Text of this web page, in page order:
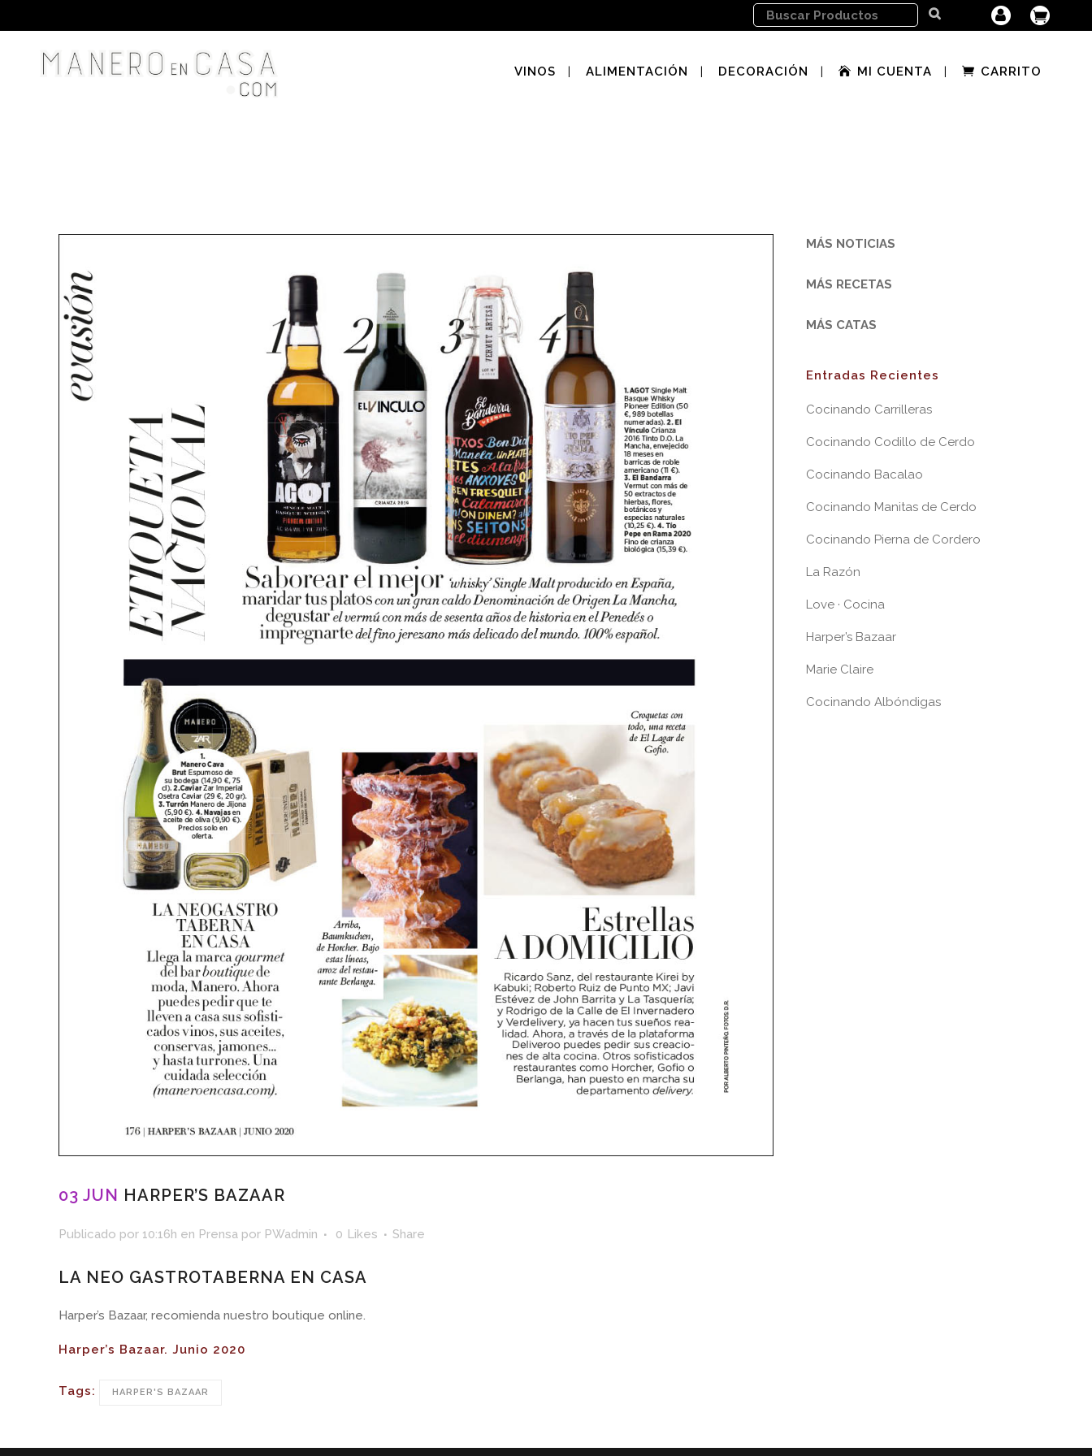
VINOS ALIMENTACIÓN DECORACIÓN MI CUENTA CARRITO
03 JUN HARPER’S BAZAAR
Publicado por 10:16h en Prensa por PWadmin 0 Likes Share
LA NEO GASTROTABERNA EN CASA
Harper’s Bazaar, recomienda nuestro boutique online.
Harper’s Bazaar. Junio 2020
Tags: HARPER'S BAZAAR
MÁS NOTICIAS
MÁS RECETAS
MÁS CATAS
Entradas Recientes
Cocinando Carrilleras
Cocinando Codillo de Cerdo
Cocinando Bacalao
Cocinando Manitas de Cerdo
Cocinando Pierna de Cordero
La Razón
Love · Cocina
Harper’s Bazaar
Marie Claire
Cocinando Albóndigas